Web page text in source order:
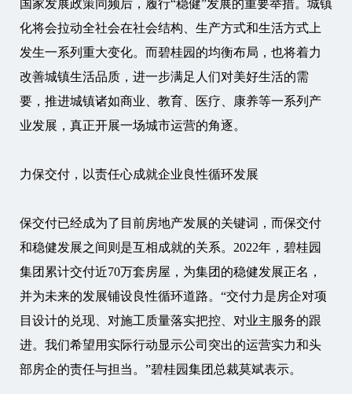
国家发展政策同频后，履行“稳健”发展的重要举措。城镇
化将会拉动全社会在社会结构、生产方式和生活方式上
发生一系列重大变化。而碧桂园的均衡布局，也将着力
改善城镇生活品质，进一步满足人们对美好生活的需
要，推进城镇诸如商业、教育、医疗、康养等一系列产
业发展，真正开展一场城市运营的角逐。
力保交付，以责任心成就企业良性循环发展
保交付已经成为了目前房地产发展的关键词，而保交付
和稳健发展之间则是互相成就的关系。2022年，碧桂园
集团累计交付近70万套房屋，为集团的稳健发展正名，
并为未来的发展铺设良性循环道路。“交付力是房企对项
目设计的兑现、对施工质量落实把控、对业主服务的跟
进。我们希望用实际行动显示公司突出的运营实力和头
部房企的责任与担当。”碧桂园集团总裁莫斌表示。